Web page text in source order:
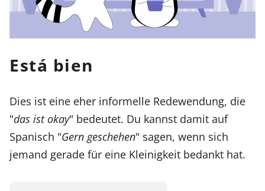
Está bien
Dies ist eine eher informelle Redewendung, die
"das ist okay" bedeutet. Du kannst damit auf
Spanisch "Gern geschehen" sagen, wenn sich
jemand gerade für eine Kleinigkeit bedankt hat.